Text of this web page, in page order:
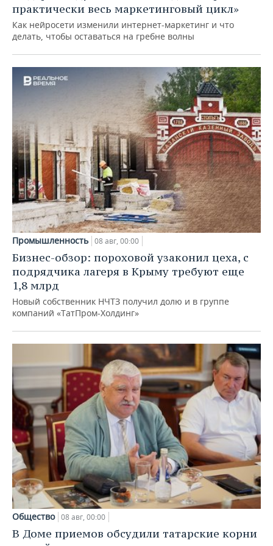
практически весь маркетинговый цикл»
Как нейросети изменили интернет-маркетинг и что
делать, чтобы оставаться на гребне волны
Промышленность 08 авг, 00:00
Бизнес-обзор: пороховой узаконил цеха, с
подрядчика лагеря в Крыму требуют еще
1,8 млрд
Новый собственник НЧТЗ получил долю и в группе
компаний «ТатПром-Холдинг»
Общество 08 авг, 00:00
В Доме приемов обсудили татарские корни